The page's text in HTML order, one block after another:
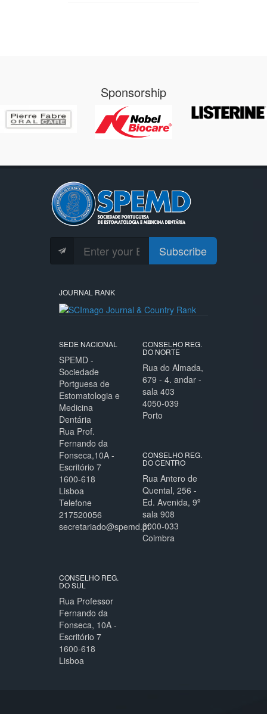
Sponsorship
Subscribe
JOURNAL RANK
SEDE NACIONAL
SPEMD -
Sociedade
Portguesa de
Estomatologia e
Medicina
Dentária
Rua Prof.
Fernando da
Fonseca,10A -
Escritório 7
1600-618
Lisboa
Telefone
217520056
secretariado@spemd.pt
CONSELHO REG.
DO NORTE
Rua do Almada,
679 - 4. andar -
sala 403
4050-039
Porto
CONSELHO REG.
DO CENTRO
Rua Antero de
Quental, 256 -
Ed. Avenida, 9º
sala 908
3000-033
Coimbra
CONSELHO REG.
DO SUL
Rua Professor
Fernando da
Fonseca, 10A -
Escritório 7
1600-618
Lisboa